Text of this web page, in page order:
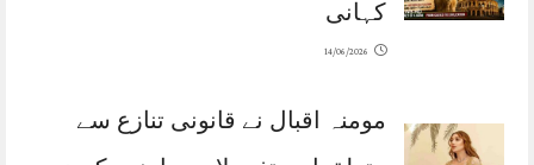
کہانی
14/06/2026
مومنہ اقبال نے قانونی تنازع سے